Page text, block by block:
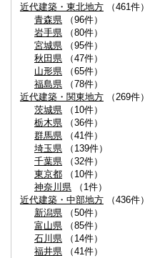
近代建築・東北地方 （461件）
青森県 （96件）
岩手県 （80件）
宮城県 （95件）
秋田県 （47件）
山形県 （65件）
福島県 （78件）
近代建築・関東地方 （269件）
茨城県 （10件）
栃木県 （36件）
群馬県 （41件）
埼玉県 （139件）
千葉県 （32件）
東京都 （10件）
神奈川県 （1件）
近代建築・中部地方 （436件）
新潟県 （50件）
富山県 （85件）
石川県 （14件）
福井県 （41件）